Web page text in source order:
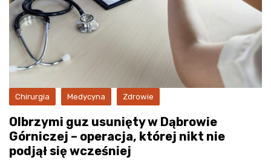
Chirurgia Medycyna Zdrowie
Olbrzymi guz usunięty w Dąbrowie
Górniczej – operacja, której nikt nie
podjął się wcześniej